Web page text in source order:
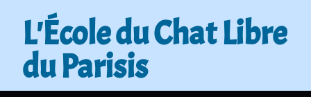
L'École du Chat Libre
du Parisis